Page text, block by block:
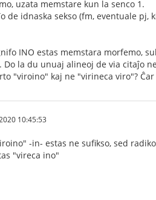
uzata memstare kun la senco 1.
de idnaska sekso (fm, eventuale pj,
INO estas memstara morfemo,
Do la du unuaj alineoj de via citaĵo
"viroino" kaj ne "virineca viro"?
10:45:53
-in- estas ne sufikso, sed
"vireca ino"